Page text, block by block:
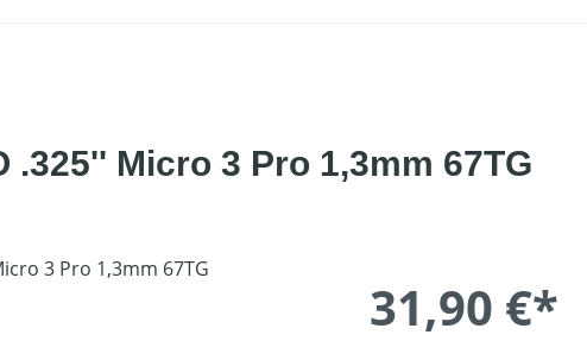
.325'' Micro 3 Pro 1,3mm 67TG
31,90 €*